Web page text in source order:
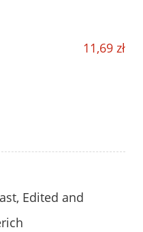
11,69 zł
Edited and